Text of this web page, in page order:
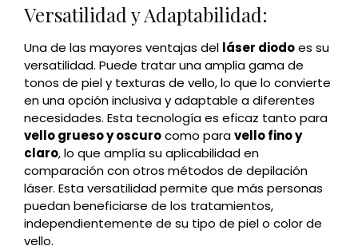
Versatilidad y Adaptabilidad:
Una de las mayores ventajas del láser diodoes su
versatilidad. Puede tratar una amplia gama de
tonos de piel y texturas de vello, lo que lo convierte
en una opción inclusiva y adaptable a diferentes
necesidades. Esta tecnología es eficaz tanto para
vello grueso y oscurocomo paravello fino y
claro, lo que amplía su aplicabilidad en
comparación con otros métodos de depilación
láser. Esta versatilidad permite que más personas
puedan beneficiarse de los tratamientos,
independientemente de su tipo de piel o color de
vello.